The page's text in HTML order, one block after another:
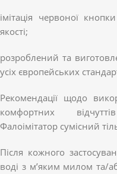
імітація червоної
якості;
розроблений та
усіх європейських
Рекомендації щодо
комфортних
Фалоімітатор сумісний
Після кожного
воді з м’яким милом та/